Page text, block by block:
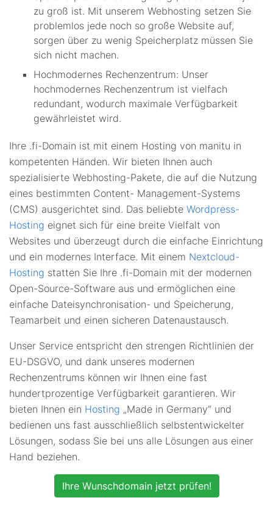
zu groß ist. Mit unserem Webhosting setzen Sie
problemlos jede noch so große Website auf,
sorgen über zu wenig Speicherplatz müssen Sie
sich nicht machen.
Hochmodernes Rechenzentrum: Unser
hochmodernes Rechenzentrum ist vielfach
redundant, wodurch maximale Verfügbarkeit
gewährleistet wird.
Ihre .fi-Domain ist mit einem Hosting von manitu in
kompetenten Händen. Wir bieten Ihnen auch
spezialisierte Webhosting-Pakete, die auf die Nutzung
eines bestimmten Content- Management-Systems
(CMS) ausgerichtet sind. Das beliebte Wordpress-
Hosting eignet sich für eine breite Vielfalt von
Websites und überzeugt durch die einfache Einrichtung
und ein modernes Interface. Mit einem Nextcloud-
Hosting statten Sie Ihre .fi-Domain mit der modernen
Open-Source-Software aus und ermöglichen eine
einfache Dateisynchronisation- und Speicherung,
Teamarbeit und einen sicheren Datenaustausch.
Unser Service entspricht den strengen Richtlinien der
EU-DSGVO, und dank unseres modernen
Rechenzentrums können wir Ihnen eine fast
hundertprozentige Verfügbarkeit garantieren. Wir
bieten Ihnen ein Hosting „Made in Germany“ und
bedienen uns fast ausschließlich selbstentwickelter
Lösungen, sodass Sie bei uns alle Lösungen aus einer
Hand beziehen.
Ihre Wunschdomain jetzt prüfen!